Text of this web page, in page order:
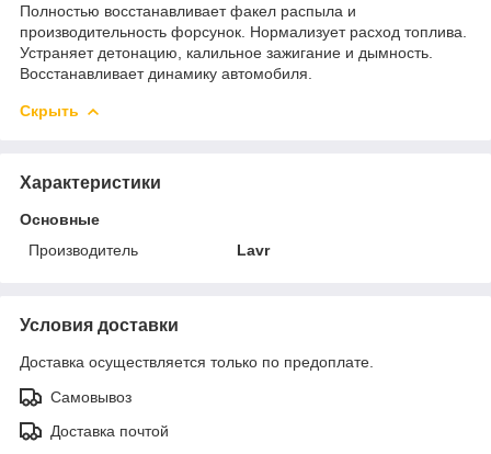
Полностью восстанавливает факел распыла и
производительность форсунок. Нормализует расход топлива.
Устраняет детонацию, калильное зажигание и дымность.
Восстанавливает динамику автомобиля.
Скрыть
Характеристики
Основные
Производитель
Lavr
Условия доставки
Доставка осуществляется только по предоплате.
Самовывоз
Доставка почтой